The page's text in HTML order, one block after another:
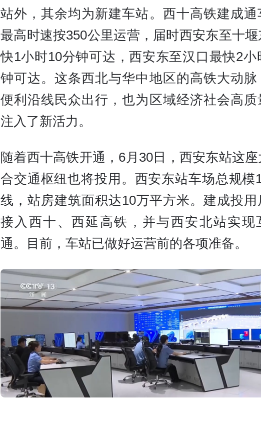
站外，其余均为新建车站。西十高铁建成通
最高时速按350公里运营，届时西安东至十
快1小时10分钟可达，西安东至汉口最快2小
钟可达。这条西北与华中地区的高铁大动脉
便利沿线民众出行，也为区域经济社会高质
注入了新活力。
随着西十高铁开通，6月30日，西安东站这
合交通枢纽也将投用。西安东站车场总规模
线，站房建筑面积达10万平方米。建成投用
接入西十、西延高铁，并与西安北站实现
通。目前，车站已做好运营前的各项准备。